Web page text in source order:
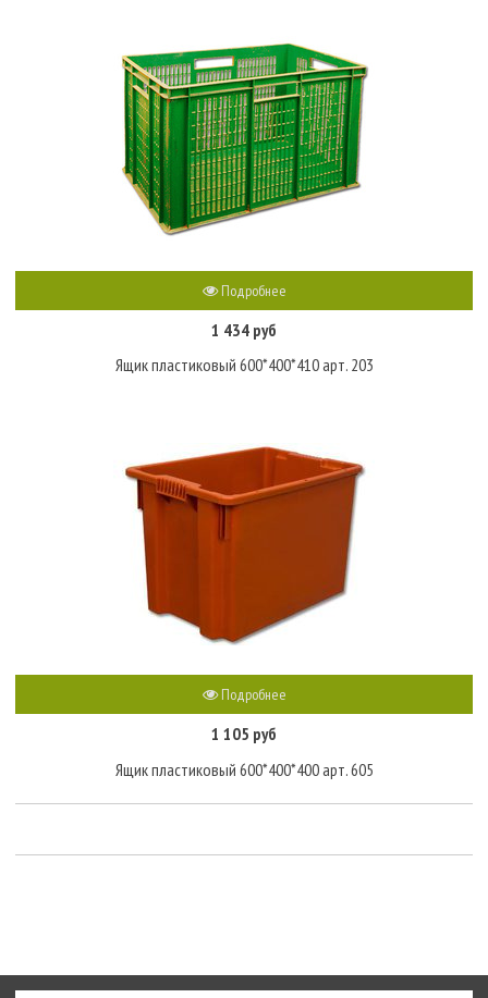
Подробнее
1 434 руб
Ящик пластиковый 600*400*410 арт. 203
Подробнее
1 105 руб
Ящик пластиковый 600*400*400 арт. 605